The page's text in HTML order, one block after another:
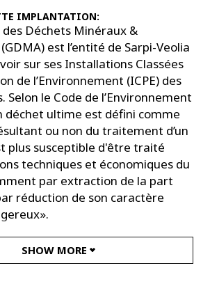
IMPLANTATION:
des Déchets Minéraux &
est l’entité de Sarpi-Veolia
sur ses Installations Classées
de l’Environnement (ICPE) des
Selon le Code de l’Environnement
déchet ultime est défini comme
ou non du traitement d’un
plus susceptible d'être traité
techniques et économiques du
par extraction de la part
réduction de son caractère
L'EXPERTISE MINERAL WASTE
SHOW MORE